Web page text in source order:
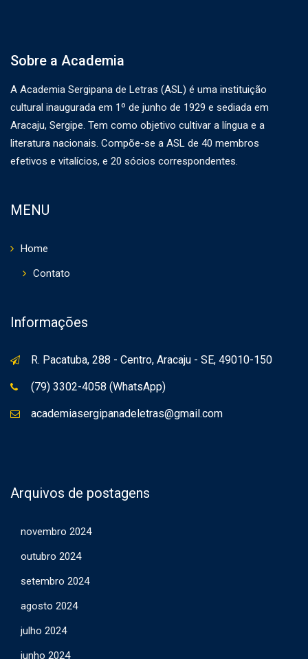
Sobre a Academia
A Academia Sergipana de Letras (ASL) é uma instituição
cultural inaugurada em 1º de junho de 1929 e sediada em
Aracaju, Sergipe. Tem como objetivo cultivar a língua e a
literatura nacionais. Compõe-se a ASL de 40 membros
efetivos e vitalícios, e 20 sócios correspondentes.
MENU
Home
Contato
Informações
R. Pacatuba, 288 - Centro, Aracaju - SE, 49010-150
(79) 3302-4058 (WhatsApp)
academiasergipanadeletras@gmail.com
Arquivos de postagens
novembro 2024
outubro 2024
setembro 2024
agosto 2024
julho 2024
junho 2024